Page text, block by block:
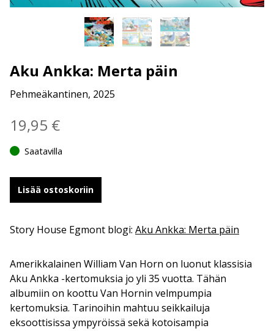
Aku Ankka: Merta päin
Pehmeäkantinen, 2025
19,95 €
Saatavilla
Lisää ostoskoriin
Story House Egmont blogi: Aku Ankka: Merta päin
Amerikkalainen William Van Horn on luonut klassisia
Aku Ankka -kertomuksia jo yli 35 vuotta. Tähän
albumiin on koottu Van Hornin velmpumpia
kertomuksia. Tarinoihin mahtuu seikkailuja
eksoottisissa ympyröissä sekä kotoisampia